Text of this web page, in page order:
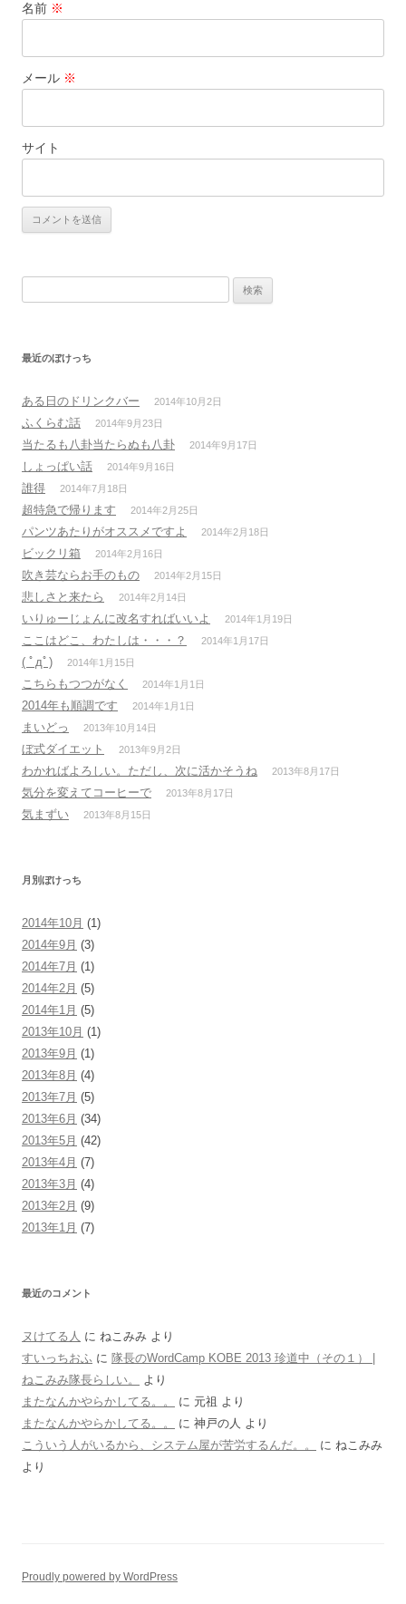
名前 ※
メール ※
サイト
最近のぼけっち
ある日のドリンクバー 2014年10月2日
ふくらむ話 2014年9月23日
当たるも八卦当たらぬも八卦 2014年9月17日
しょっぱい話 2014年9月16日
誰得 2014年7月18日
超特急で帰ります 2014年2月25日
パンツあたりがオススメですよ 2014年2月18日
ビックリ箱 2014年2月16日
吹き芸ならお手のもの 2014年2月15日
悲しさと来たら 2014年2月14日
いりゅーじょんに改名すればいいよ 2014年1月19日
ここはどこ、わたしは・・・？ 2014年1月17日
( ﾟдﾟ) 2014年1月15日
こちらもつつがなく 2014年1月1日
2014年も順調です 2014年1月1日
まいどっ 2013年10月14日
ぼ式ダイエット 2013年9月2日
わかればよろしい。ただし、次に活かそうね 2013年8月17日
気分を変えてコーヒーで 2013年8月17日
気まずい 2013年8月15日
月別ぼけっち
2014年10月 (1)
2014年9月 (3)
2014年7月 (1)
2014年2月 (5)
2014年1月 (5)
2013年10月 (1)
2013年9月 (1)
2013年8月 (4)
2013年7月 (5)
2013年6月 (34)
2013年5月 (42)
2013年4月 (7)
2013年3月 (4)
2013年2月 (9)
2013年1月 (7)
最近のコメント
ヌけてる人 に ねこみみ より
すいっちおふ に 隊長のWordCamp KOBE 2013 珍道中（その１） |
ねこみみ隊長らしい。
より
またなんかやらかしてる。。
に 元祖 より
またなんかやらかしてる。。
に 神戸の人 より
こういう人がいるから、システム屋が苦労するんだ。。
に ねこみみ
より
Proudly powered by WordPress